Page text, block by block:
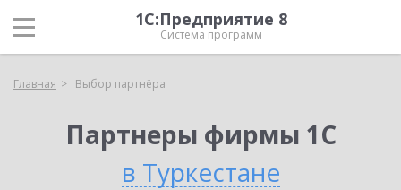
1С:Предприятие 8
Система программ
Главная Выбор партнёра
Партнеры фирмы 1С
в Туркестане